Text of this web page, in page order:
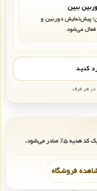
ببین
پیش‌نمایش دوربین و
می‌شود.
کنید
یک کد هدیه۵٪ صادر می‌شود.
فروشگاه